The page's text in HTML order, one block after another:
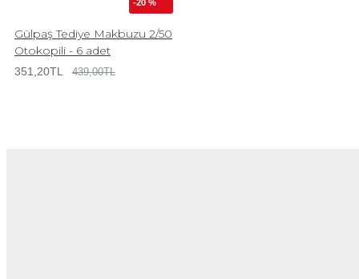
-20 %
Gülpaş Tediye Makbuzu 2/50
Otokopili - 6 adet
351,20TL 439,00TL